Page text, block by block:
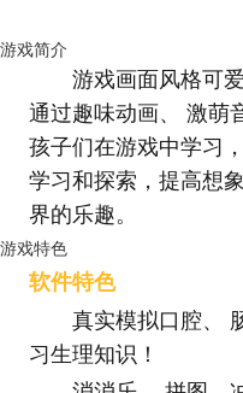
游戏简介
游戏画面风格可
通过趣味动画、 激萌
孩子们在游戏中学习
学习和探索，提高想
界的乐趣。
游戏特色
软件特色
真实模拟口腔、
习生理知识！